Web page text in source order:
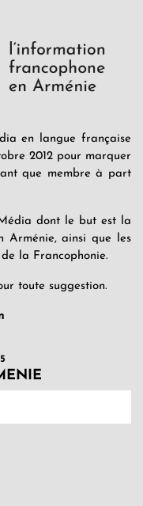
en langue française
2012 pour marquer
que membre à part
dont le but est la
Arménie, ainsi que les
de la Francophonie.
toute suggestion.